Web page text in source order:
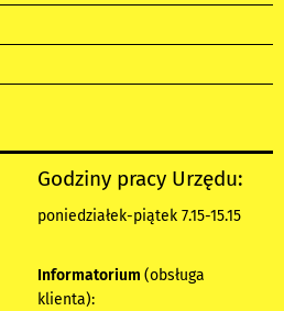
Godziny pracy Urzędu:
poniedziałek-piątek 7.15-15.15
Informatorium (obsługa
klienta):